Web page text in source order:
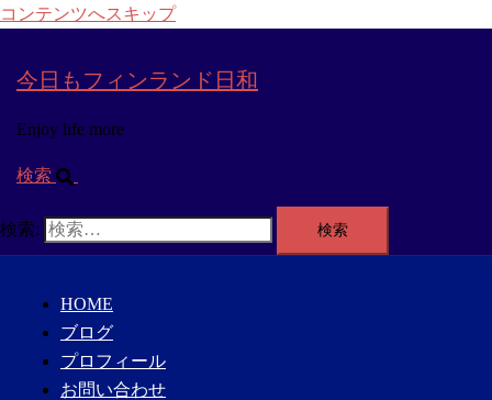
コンテンツへスキップ
今日もフィンランド日和
Enjoy life more
検索
検索:
HOME
ブログ
プロフィール
お問い合わせ